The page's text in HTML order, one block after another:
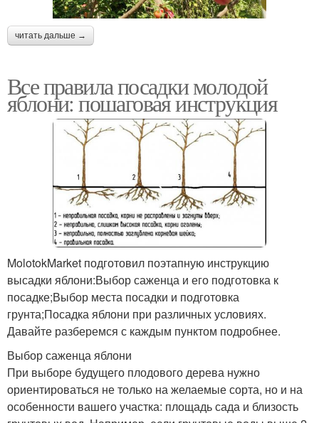
читать дальше →
Все правила посадки молодой
яблони: пошаговая инструкция
MolotokMarket подготовил поэтапную инструкцию
высадки яблони:Выбор саженца и его подготовка к
посадке;Выбор места посадки и подготовка
грунта;Посадка яблони при различных условиях.
Давайте разберемся с каждым пунктом подробнее.
Выбор саженца яблони
При выборе будущего плодового дерева нужно
ориентироваться не только на желаемые сорта, но и на
особенности вашего участка: площадь сада и близость